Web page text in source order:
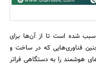
سبب شده است تا از آن‌ها برای
فناوری‌هایی که در ساخت و
هوشمند را به دستگاهی فراتر